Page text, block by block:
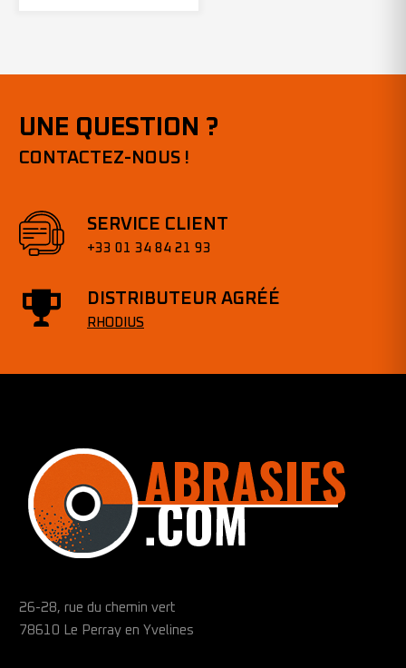
UNE QUESTION ?
CONTACTEZ-NOUS !
SERVICE CLIENT
+33 01 34 84 21 93
DISTRIBUTEUR AGRÉÉ
RHODIUS
26-28, rue du chemin vert
78610 Le Perray en Yvelines